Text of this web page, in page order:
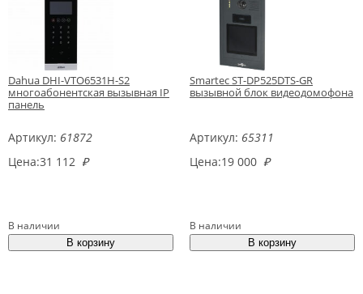
Dahua DHI-VTO6531H-S2
многоабонентская вызывная IP
панель
Артикул: 61872
Цена:31 112 ₽
В наличии
Smartec ST-DP525DTS-GR
вызывной блок видеодомофона
Артикул: 65311
Цена:19 000 ₽
В наличии